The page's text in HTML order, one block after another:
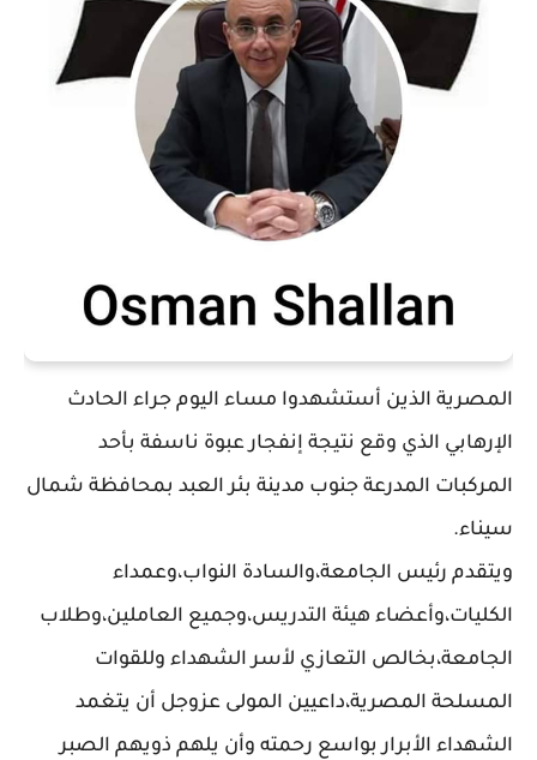
المصرية الذين أستشهدوا مساء اليوم جراء الحادث
الإرهابي الذي وقع نتيجة إنفجار عبوة ناسفة بأحد
المركبات المدرعة جنوب مدينة بئر العبد بمحافظة شمال
سيناء.
ويتقدم رئيس الجامعة،والسادة النواب،وعمداء
الكليات،وأعضاء هيئة التدريس،وجميع العاملين،وطلاب
الجامعة،بخالص التعازي لأسر الشهداء وللقوات
المسلحة المصرية،داعيين المولى عزوجل أن يتغمد
الشهداء الأبرار بواسع رحمته وأن يلهم ذويهم الصبر